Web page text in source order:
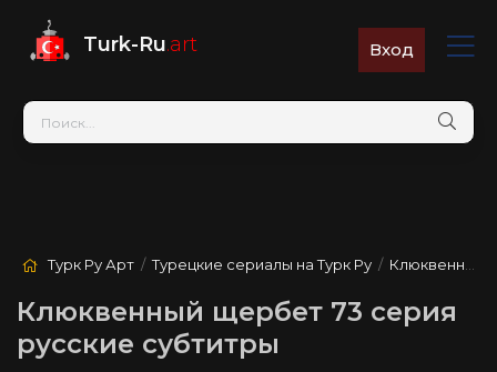
Turk-Ru.art Вход
Турк Ру Арт /Турецкие сериалы на Турк Ру / Клюквенный щербет
Клюквенный щербет 73 серия
русские субтитры